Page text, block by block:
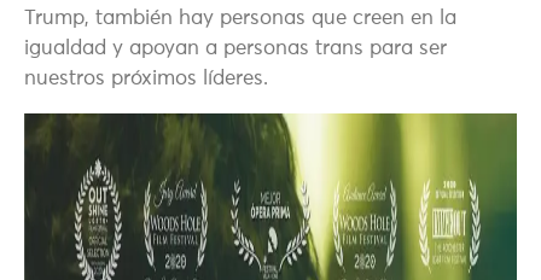
Trump, también hay personas que creen en la
igualdad y apoyan a personas trans para ser
nuestros próximos líderes.